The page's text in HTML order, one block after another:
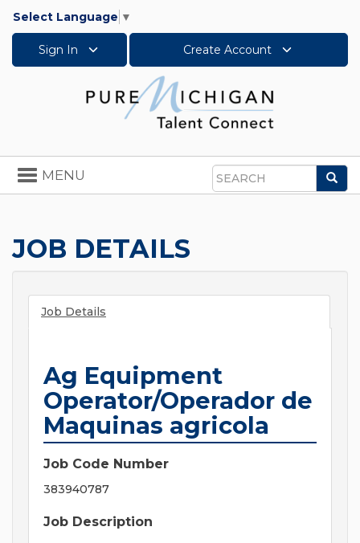
Select Language ▼
Sign In Create Account
Search
Toggle
navigation
MENU
JOB DETAILS
Job Details
Ag Equipment
Operator/Operador de
Maquinas agricola
Job Code Number
383940787
Job Description